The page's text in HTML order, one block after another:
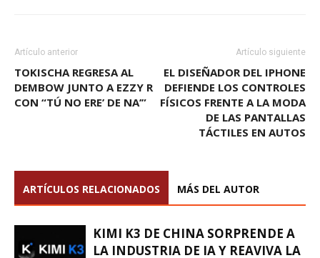
Artículo anterior
TOKISCHA REGRESA AL
DEMBOW JUNTO A EZZY R
CON “TÚ NO ERE’ DE NA’”
Artículo siguiente
EL DISEÑADOR DEL IPHONE
DEFIENDE LOS CONTROLES
FÍSICOS FRENTE A LA MODA
DE LAS PANTALLAS
TÁCTILES EN AUTOS
ARTÍCULOS RELACIONADOS MÁS DEL AUTOR
KIMI K3 DE CHINA SORPRENDE A
LA INDUSTRIA DE IA Y REAVIVA LA